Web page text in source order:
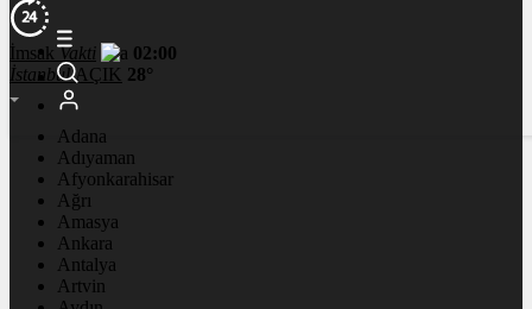
İmsakVakti
02:00
İstanbul AÇIK 28°
Adana
Adıyaman
Afyonkarahisar
Ağrı
Amasya
Ankara
Antalya
Artvin